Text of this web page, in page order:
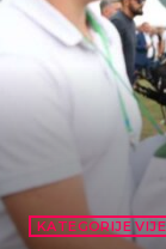
KATEGORIJE